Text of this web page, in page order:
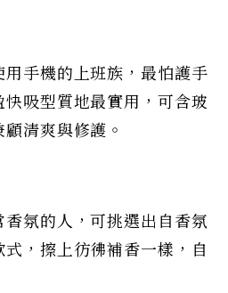
手機的上班族，最怕護手
吸型質地最實用，可含玻
清爽與修護。
氛的人，可挑選出自香氛
，擦上彷彿補香一樣，自